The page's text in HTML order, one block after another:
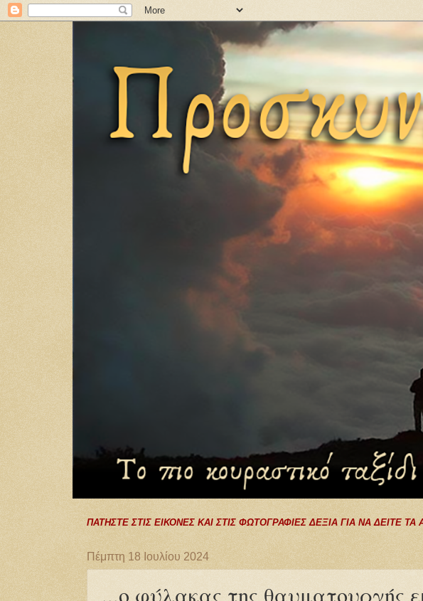
ΠΑΤΗΣΤΕ ΣΤΙΣ ΕΙΚΟΝΕΣ ΚΑΙ ΣΤΙΣ ΦΩΤΟΓΡΑΦΙΕΣ ΔΕΞΙΑ ΓΙΑ ΝΑ ΔΕΙΤΕ
Πέμπτη 18 Ιουλίου 2024
...ο φύλακας της θαυματουργής